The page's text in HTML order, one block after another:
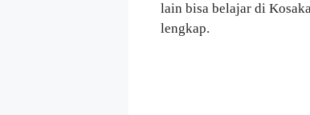
lain bisa belajar di
lengkap.